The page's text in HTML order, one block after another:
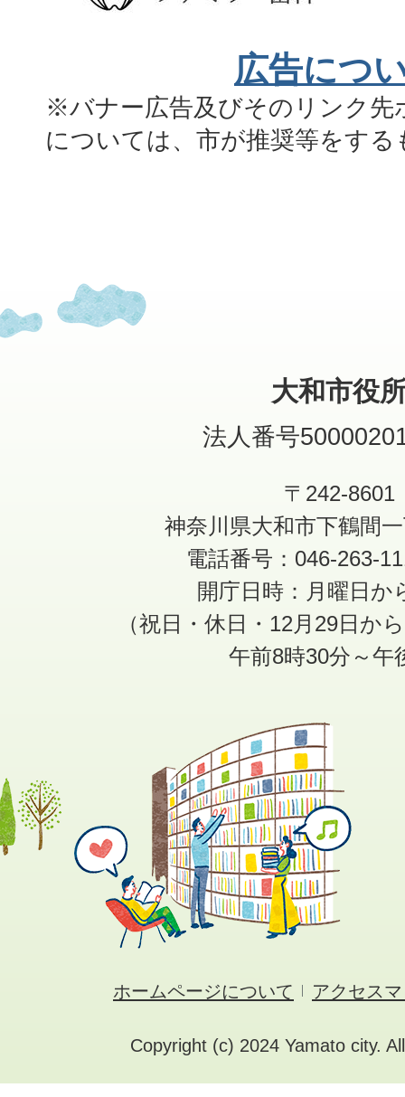
広告につ
※バナー広告及びそのリンク先
については、市が推奨等をす
大和市役
法人番号
〒242-8601
神奈川県大和市下鶴間
電話番号：046-263-
開庁日時：月曜日か
（祝日・休日・12月29日か
午前8時30分～午
ホームページについて アクセス
Copyright (c) 2024 Yamato city.